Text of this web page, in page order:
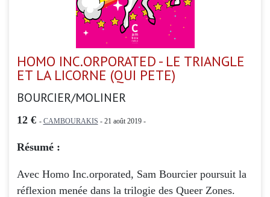
HOMO INC.ORPORATED - LE TRIANGLE
ET LA LICORNE (QUI PETE)
BOURCIER/MOLINER
12 € - CAMBOURAKIS - 21 août 2019 -
Résumé :
Avec Homo Inc.orporated, Sam Bourcier poursuit la
réflexion menée dans la trilogie des Queer Zones.